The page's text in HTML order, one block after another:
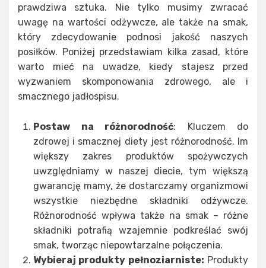
prawdziwa sztuka. Nie tylko musimy zwracać
uwagę na wartości odżywcze, ale także na smak,
który zdecydowanie podnosi jakość naszych
posiłków. Poniżej przedstawiam kilka zasad, które
warto mieć na uwadze, kiedy stajesz przed
wyzwaniem skomponowania zdrowego, ale i
smacznego jadłospisu.
Postaw na różnorodność: Kluczem do
zdrowej i smacznej diety jest różnorodność. Im
większy zakres produktów spożywczych
uwzględniamy w naszej diecie, tym większą
gwarancję mamy, że dostarczamy organizmowi
wszystkie niezbędne składniki odżywcze.
Różnorodność wpływa także na smak – różne
składniki potrafią wzajemnie podkreślać swój
smak, tworząc niepowtarzalne połączenia.
Wybieraj produkty pełnoziarniste: Produkty